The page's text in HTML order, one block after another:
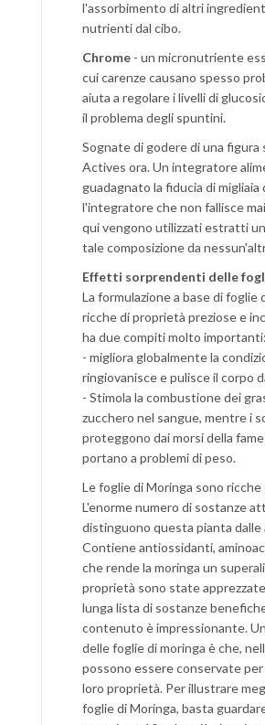
l'assorbimento di altri
nutrienti dal cibo.
Chrome - un micronutriente
cui carenze causano spesso
aiuta a regolare i livelli di
il problema degli spuntini.
Sognate di godere di una figura
Actives ora. Un integratore
guadagnato la fiducia di migliaia
l'integratore che non fallisce
qui vengono utilizzati estratti
tale composizione da
Effetti sorprendenti delle
La formulazione a base di foglie
ricche di proprietà preziose e
ha due compiti molto importanti:
- migliora globalmente la
ringiovanisce e pulisce il corpo
- Stimola la combustione dei
zucchero nel sangue, mentre i
proteggono dai morsi della
portano a problemi di peso.
Le foglie di Moringa sono
L'enorme numero di sostanze
distinguono questa pianta dalle
Contiene antiossidanti,
che rende la moringa un
proprietà sono state
lunga lista di sostanze
contenuto è impressionante.
delle foglie di moringa è che,
possono essere conservate
loro proprietà. Per illustrare
foglie di Moringa, basta